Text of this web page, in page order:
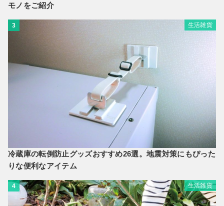
モノをご紹介
3 生活雑貨
冷蔵庫の転倒防止グッズおすすめ26選。地震対策にもぴった
りな便利なアイテム
4 生活雑貨